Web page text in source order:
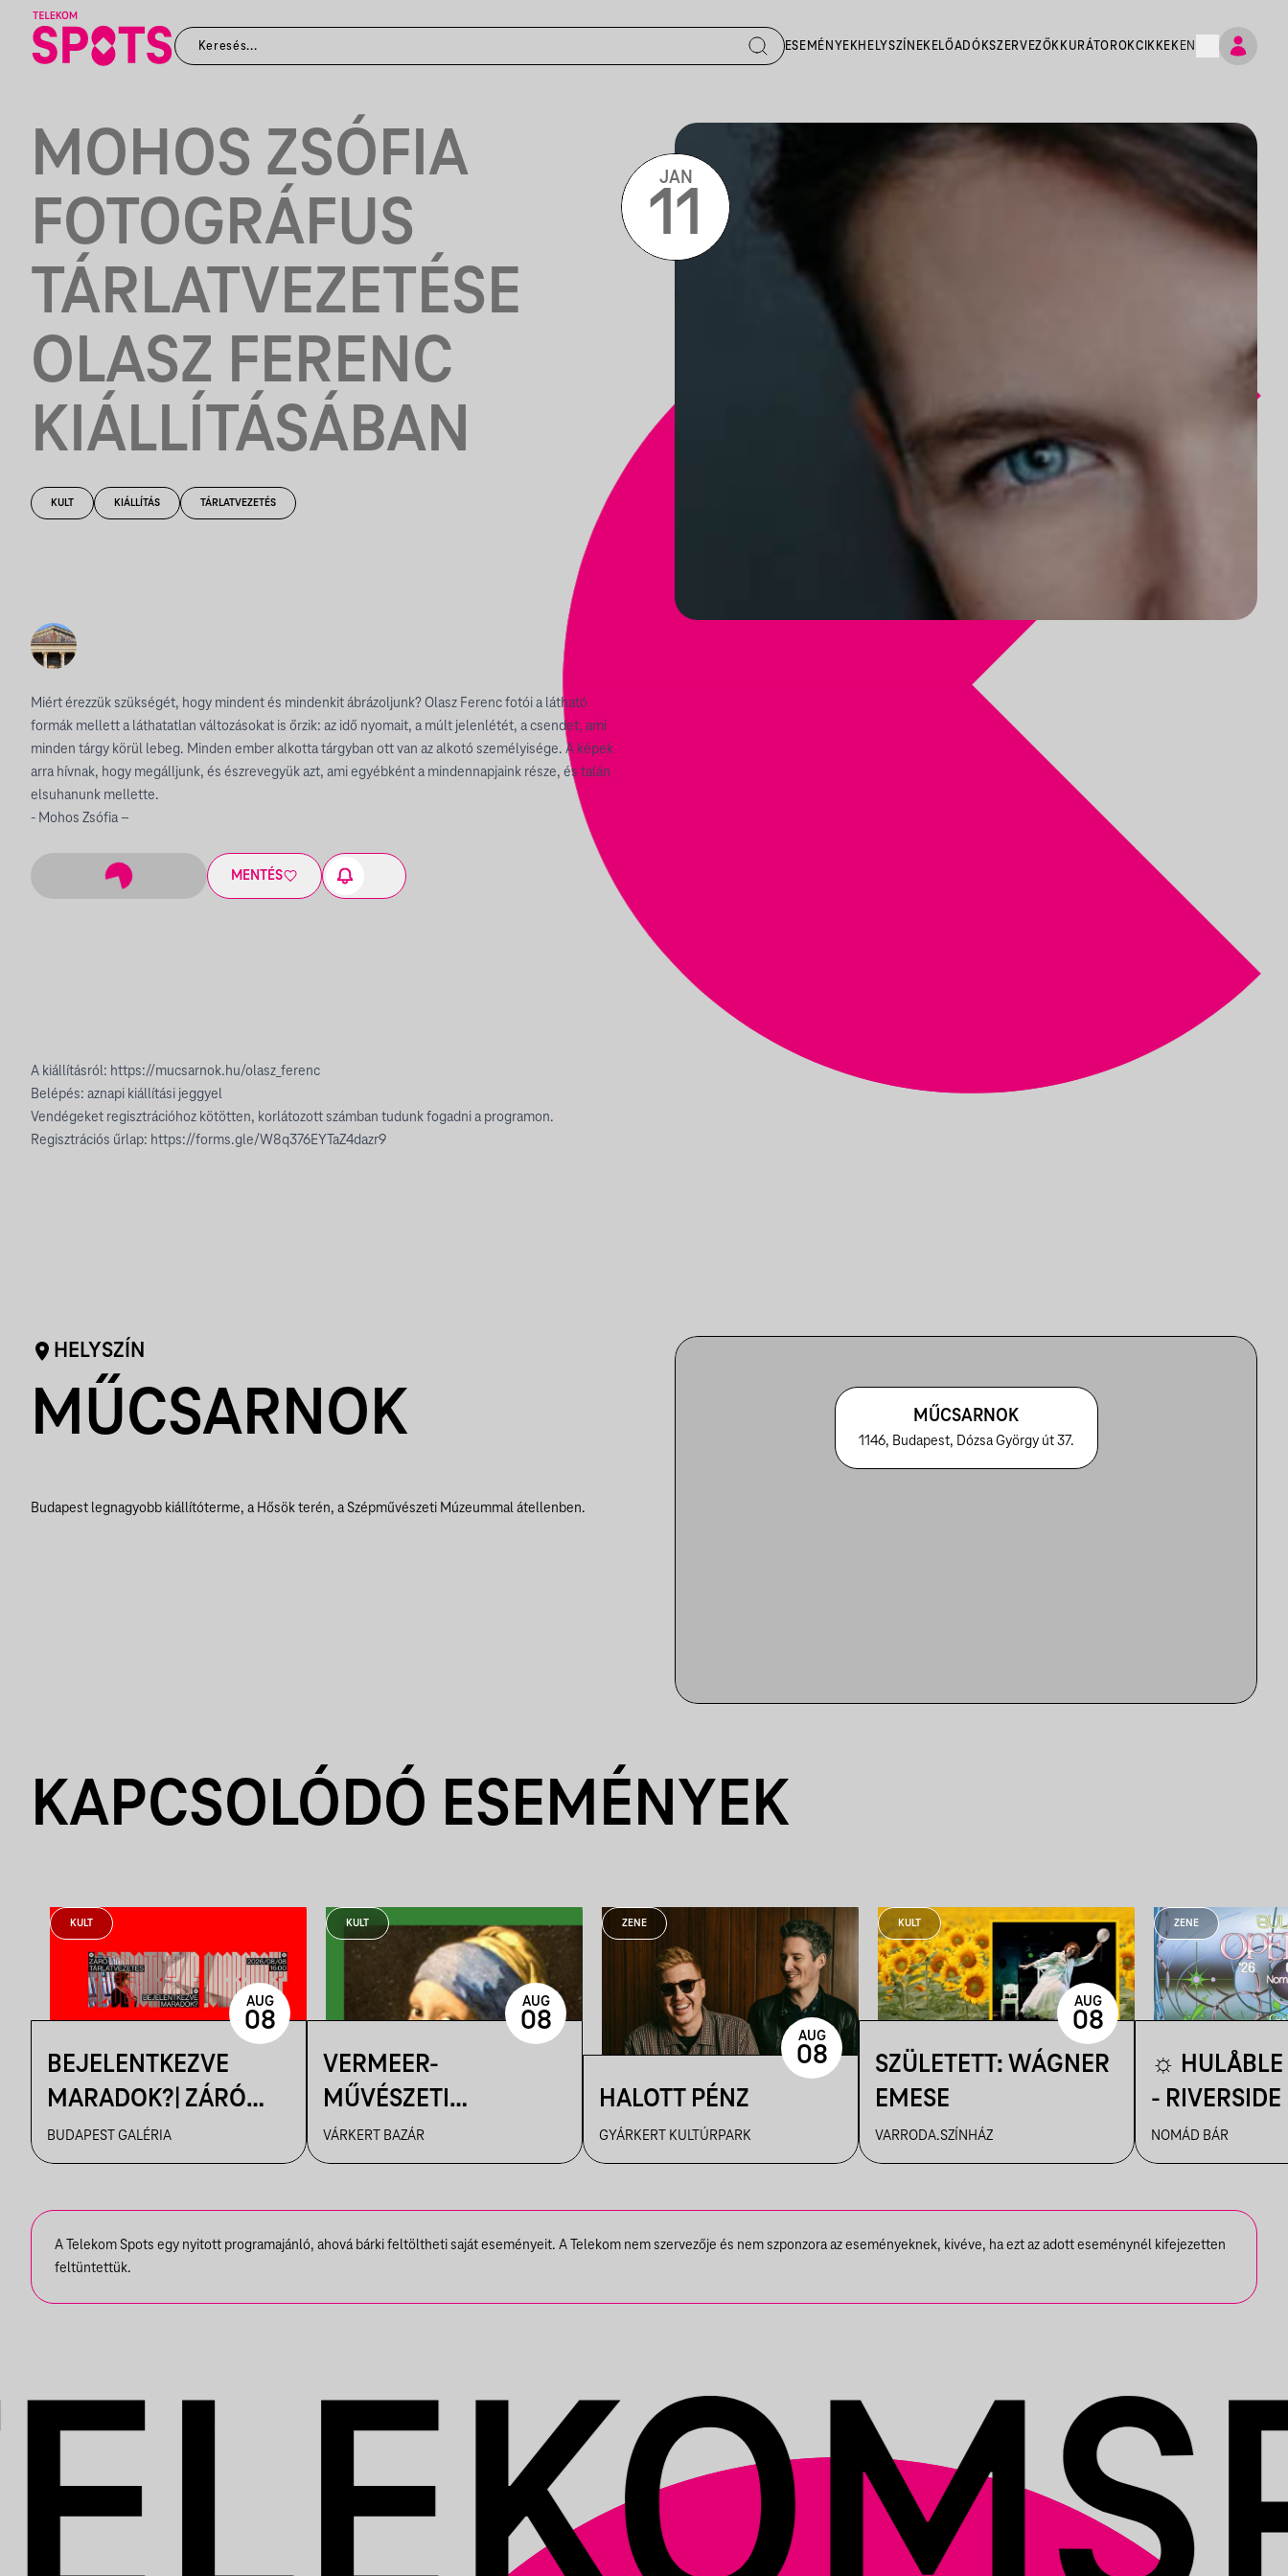
ESEMÉNYEKHELYSZÍNEK ELŐADÓKSZERVEZŐK KURÁTOROKCIKKEK EN
MOHOS ZSÓFIA
FOTOGRÁFUS
TÁRLATVEZETÉSE
OLASZ FERENC
KIÁLLÍTÁSÁBAN
KULT KIÁLLÍTÁS TÁRLATVEZETÉS
Miért érezzük szükségét, hogy mindent és mindenkit ábrázoljunk? Olasz Ferenc fotói a látható
formák mellett a láthatatlan változásokat is őrzik: az idő nyomait, a múlt jelenlétét, a csendet, ami
minden tárgy körül lebeg. Minden ember alkotta tárgyban ott van az alkotó személyisége. A képek
arra hívnak, hogy megálljunk, és észrevegyük azt, ami egyébként a mindennapjaink része, és talán
elsuhanunk mellette.
- Mohos Zsófia –
MENTÉS
JAN
11
A kiállításról: https://mucsarnok.hu/olasz_ferenc
Belépés: aznapi kiállítási jeggyel
Vendégeket regisztrációhoz kötötten, korlátozott számban tudunk fogadni a programon.
Regisztrációs űrlap: https://forms.gle/W8q376EYTaZ4dazr9
HELYSZÍN
MŰCSARNOK
Budapest legnagyobb kiállítóterme, a Hősök terén, a Szépművészeti Múzeummal átellenben.
MŰCSARNOK
1146, Budapest, Dózsa György út 37.
KAPCSOLÓDÓ ESEMÉNYEK
KULT
BEJELENTKEZVE
MARADOK?| ZÁRÓ
TÁRLATVEZETÉS
BUDAPEST GALÉRIA
AUG
08
KULT
VERMEER-
MŰVÉSZETI
FILMVETÍTÉS
VÁRKERT BAZÁR
AUG
08
ZENE
HALOTT PÉNZ
GYÁRKERT KULTÚRPARK
AUG
08
KULT
SZÜLETETT: WÁGNER
EMESE
VARRODA.SZÍNHÁZ
AUG
08
ZENE
☼ HULÅBLE
- RIVERSIDE
☼
NOMÁD BÁR
A Telekom Spots egy nyitott programajánló, ahová bárki feltöltheti saját eseményeit. A Telekom nem szervezője és nem szponzora az eseményeknek, kivéve, ha ezt az adott eseménynél kifejezetten
feltüntettük.